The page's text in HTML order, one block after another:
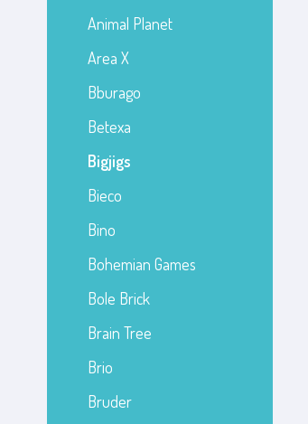
Animal Planet
Area X
Bburago
Betexa
Bigjigs
Bieco
Bino
Bohemian Games
Bole Brick
Brain Tree
Brio
Bruder